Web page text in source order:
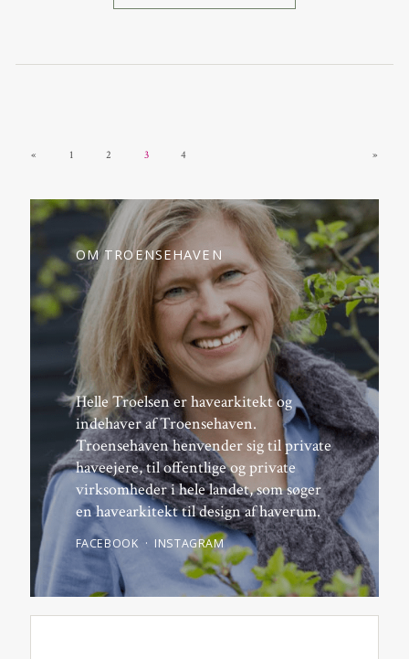
« 1 2 3 4 »
OM TROENSEHAVEN
Helle Troelsen er havearkitekt og
indehaver af Troensehaven.
Troensehaven henvender sig til private
haveejere, til offentlige og private
virksomheder i hele landet, som søger
en havearkitekt til design af haverum.
FACEBOOK INSTAGRAM